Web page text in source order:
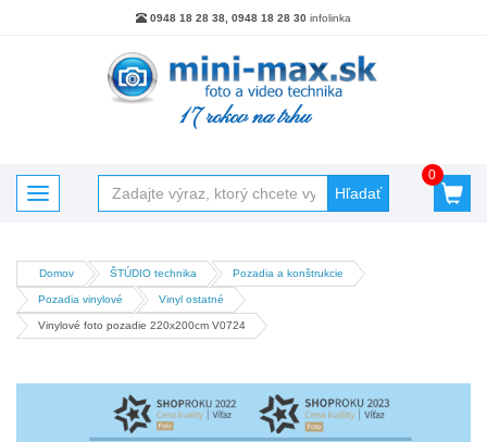
0948 18 28 38, 0948 18 28 30 infolinka
17 rokov na trhu
Toggle navigation Hľadať
0
Kategórie
Akciový tovar
Blesky - Príslušenstvo
Domov ŠTÚDIO technika Pozadia a konštrukcie
Pozadia vinylové Vinyl ostatné
Vinylové foto pozadie 220x200cm V0724